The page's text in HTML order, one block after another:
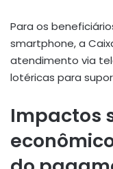
Para os
smartphone, a
atendimento via
lotéricas para
Impactos